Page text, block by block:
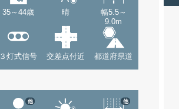
35～44歳 晴
幅5.5～
9.0m
３灯式信号 交差点付近 都道府県道
他 他